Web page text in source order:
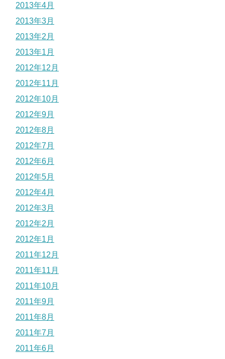
2013年4月
2013年3月
2013年2月
2013年1月
2012年12月
2012年11月
2012年10月
2012年9月
2012年8月
2012年7月
2012年6月
2012年5月
2012年4月
2012年3月
2012年2月
2012年1月
2011年12月
2011年11月
2011年10月
2011年9月
2011年8月
2011年7月
2011年6月